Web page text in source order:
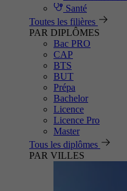
Santé
Toutes les filières
PAR DIPLÔMES
Bac PRO
CAP
BTS
BUT
Prépa
Bachelor
Licence
Licence Pro
Master
Tous les diplômes
PAR VILLES